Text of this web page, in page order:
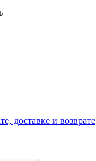
доставке и возврате